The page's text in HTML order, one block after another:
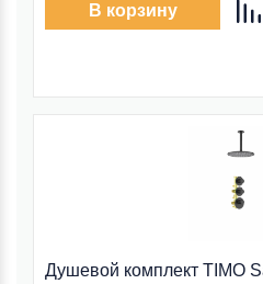
В корзину
Душевой комплект TIMO